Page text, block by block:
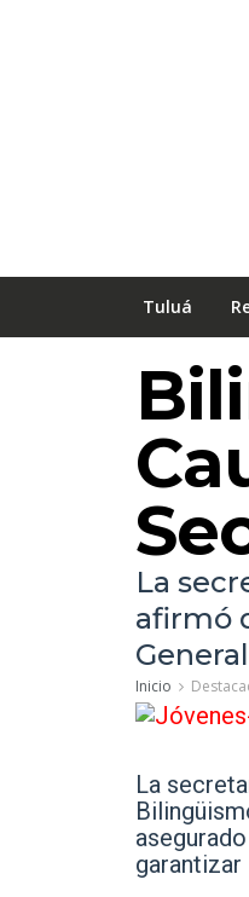
Tuluá
La
afirmó
Inicio
La
garantizar